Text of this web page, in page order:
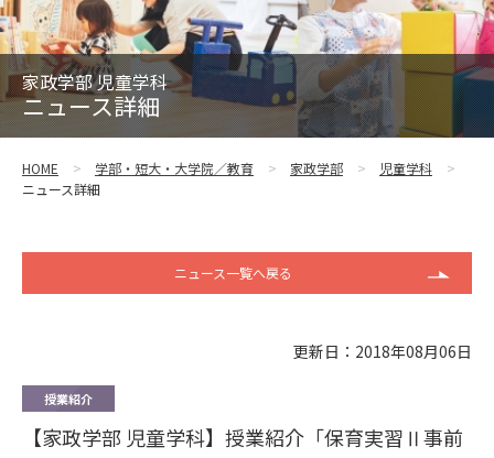
家政学部 児童学科
ニュース詳細
HOME 学部・短大・大学院／教育 家政学部
児童学科
ニュース詳細
ニュース一覧へ戻る
更新日：2018年08月06日
授業紹介
【家政学部 児童学科】授業紹介「保育実習Ⅱ事前